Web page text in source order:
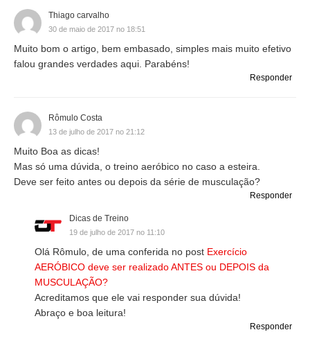
Thiago carvalho
30 de maio de 2017 no 18:51
Muito bom o artigo, bem embasado, simples mais muito efetivo
falou grandes verdades aqui. Parabéns!
Responder
Rômulo Costa
13 de julho de 2017 no 21:12
Muito Boa as dicas!
Mas só uma dúvida, o treino aeróbico no caso a esteira.
Deve ser feito antes ou depois da série de musculação?
Responder
Dicas de Treino
19 de julho de 2017 no 11:10
Olá Rômulo, de uma conferida no post Exercício
AERÓBICO deve ser realizado ANTES ou DEPOIS da
MUSCULAÇÃO?
Acreditamos que ele vai responder sua dúvida!
Abraço e boa leitura!
Responder